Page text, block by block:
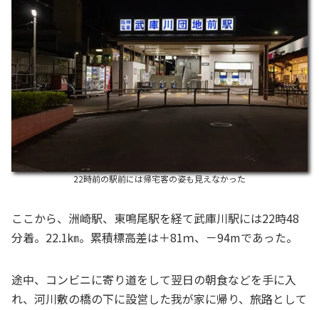
22時前の駅前には帰宅客の姿も見えなかった
ここから、洲崎駅、東鳴尾駅を経て武庫川駅には22時48
分着。22.1㎞。累積標高差は＋81ｍ、－94mであった。
途中、コンビニに寄り道をして翌日の朝食などを手に入
れ、河川敷の橋の下に設営した我が家に帰り、旅路として